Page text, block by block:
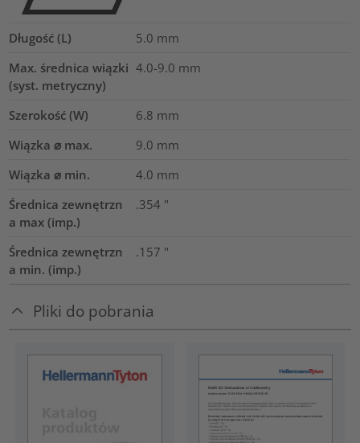
Długość (L) 5.0 mm
Max. średnica wiązki
(syst. metryczny)
4.0-9.0 mm
Szerokość (W) 6.8 mm
Wiązka ⌀ max.
9.0 mm
Wiązka ⌀ min.
4.0 mm
Średnica zewnętrzn
a max (imp.)
.354 "
Średnica zewnętrzn
a min. (imp.)
.157 "
Pliki do pobrania